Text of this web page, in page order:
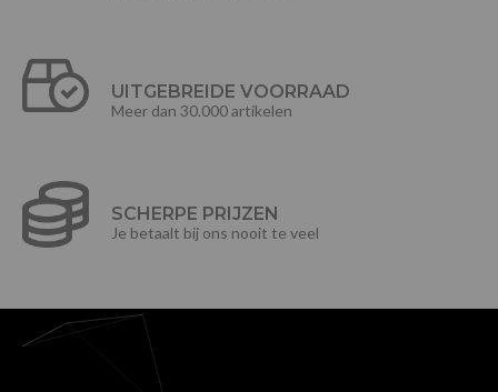
UITGEBREIDE VOORRAAD
Meer dan 30.000 artikelen
SCHERPE PRIJZEN
Je betaalt bij ons nooit te veel